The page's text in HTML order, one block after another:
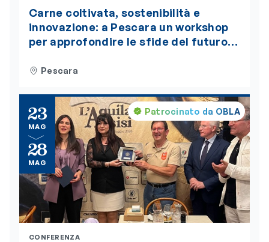
Carne coltivata, sostenibilità e
innovazione: a Pescara un workshop
per approfondire le sfide del futuro
ECMPescara
Patrocinato da OBLA
23
MAG
28
MAG
CONFERENZA